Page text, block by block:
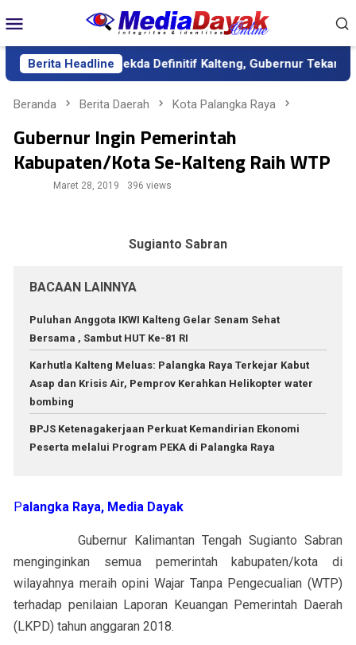
ke
kontenMobile
Berita Headline
sebagai Sekda Definitif Kalteng, Gubernur Tekankan Kerja
Beranda Berita Daerah Kota Palangka Raya
Gubernur Ingin Pemerintah
Kabupaten/Kota Se-Kalteng Raih WTP
Maret 28, 2019 396 views
Sugianto Sabran
BACAAN LAINNYA
Puluhan Anggota IKWI Kalteng Gelar Senam Sehat
Bersama , Sambut HUT Ke-81 RI
Karhutla Kalteng Meluas: Palangka Raya Terkejar Kabut
Asap dan Krisis Air, Pemprov Kerahkan Helikopter water
bombing
BPJS Ketenagakerjaan Perkuat Kemandirian Ekonomi
Peserta melalui Program PEKA di Palangka Raya
Palangka Raya, Media Dayak
Gubernur Kalimantan Tengah Sugianto Sabran
menginginkan semua pemerintah kabupaten/kota di
wilayahnya meraih opini Wajar Tanpa Pengecualian (WTP)
terhadap penilaian Laporan Keuangan Pemerintah Daerah
(LKPD) tahun anggaran 2018.